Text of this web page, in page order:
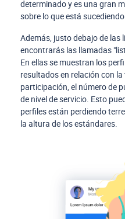
determinado y es una gran
sobre lo que está sucediendo.
Además, justo debajo de las
encontrarás las llamadas
En ellas se muestran los
resultados en relación con
participación, el número de
de nivel de servicio. Esto
perfiles están perdiendo
la altura de los estándares.